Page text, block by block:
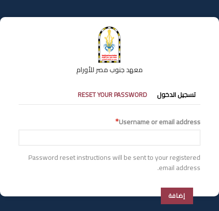
إلى
المحتوى
معهد جنوب مصر للأورام
التبويبات
الأساسية
تسجيل الدخول RESET YOUR PASSWORD
Username or email address
Password reset instructions will be sent to your registered
email address.